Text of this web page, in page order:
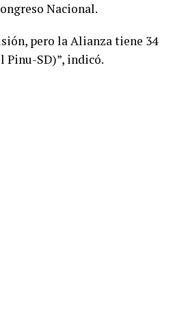
Nacional.
pero la Alianza tiene 34
Pinu-SD)”, indicó.